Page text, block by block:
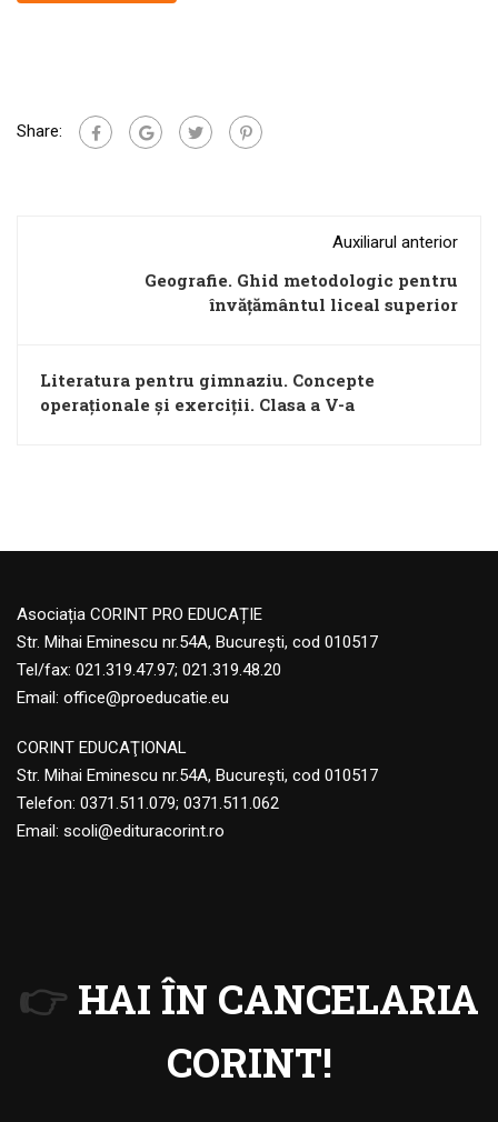
Share:
Auxiliarul anterior
Geografie. Ghid metodologic pentru
învățământul liceal superior
Literatura pentru gimnaziu. Concepte
operaționale și exerciții. Clasa a V-a
Asociația CORINT PRO EDUCAȚIE
Str. Mihai Eminescu nr.54A, București, cod 010517
Tel/fax: 021.319.47.97; 021.319.48.20
Email: office@proeducatie.eu
CORINT EDUCAŢIONAL
Str. Mihai Eminescu nr.54A, Bucureşti, cod 010517
Telefon: 0371.511.079; 0371.511.062
Email: scoli@edituracorint.ro
👉 HAI ÎN CANCELARIA
CORINT!